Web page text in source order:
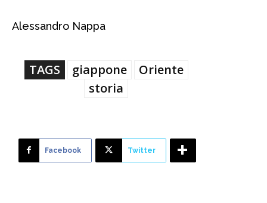
Alessandro Nappa
TAGS giappone
Oriente
storia
Facebook Twitter